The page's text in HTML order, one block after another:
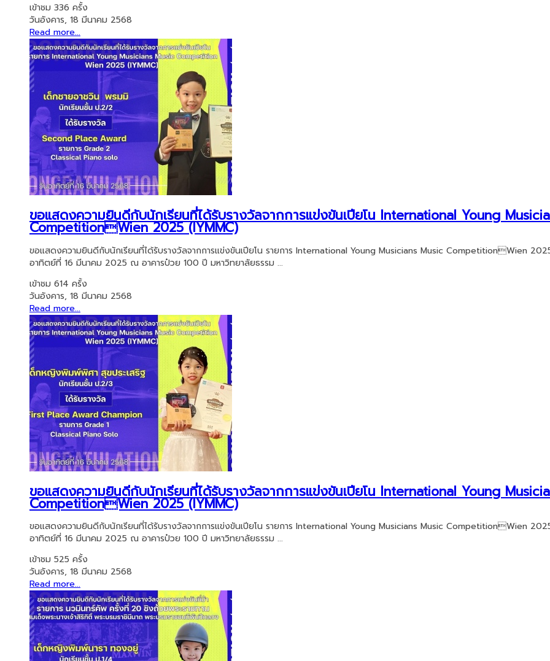
เข้าชม 336 ครั้ง
วันอังคาร, 18 มีนาคม 2568
Read more...
ขอแสดงความยินดีกับนักเรียนที่ได้รับรางวัลจากการแข่งขันเปียโน International Young
CompetitionWien 2025 (IYMMC)
ขอแสดงความยินดีกับนักเรียนที่ได้รับรางวัลจากการแข่งขันเปียโน รายการ International Young Musicians Music CompetitionWien
อาทิตย์ที่ 16 มีนาคม 2025 ณ อาคารป๋วย 100 ปี มหาวิทยาลัยธรรม ...
เข้าชม 614 ครั้ง
วันอังคาร, 18 มีนาคม 2568
Read more...
ขอแสดงความยินดีกับนักเรียนที่ได้รับรางวัลจากการแข่งขันเปียโน International Young
CompetitionWien 2025 (IYMMC)
ขอแสดงความยินดีกับนักเรียนที่ได้รับรางวัลจากการแข่งขันเปียโน รายการ International Young Musicians Music CompetitionWien
อาทิตย์ที่ 16 มีนาคม 2025 ณ อาคารป๋วย 100 ปี มหาวิทยาลัยธรรม ...
เข้าชม 525 ครั้ง
วันอังคาร, 18 มีนาคม 2568
Read more...